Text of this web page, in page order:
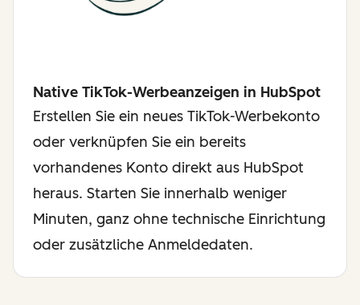
Native TikTok-Werbeanzeigen in HubSpot
Erstellen Sie ein neues TikTok-Werbekonto
oder verknüpfen Sie ein bereits
vorhandenes Konto direkt aus HubSpot
heraus. Starten Sie innerhalb weniger
Minuten, ganz ohne technische Einrichtung
oder zusätzliche Anmeldedaten.